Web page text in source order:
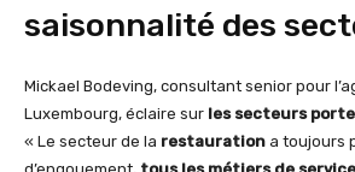
saisonnalité des
Mickael Bodeving, consultant senior pour
Luxembourg, éclaire sur les secteurs
« Le secteur de la restauration a toujours
d’engouement, tous les métiers de service